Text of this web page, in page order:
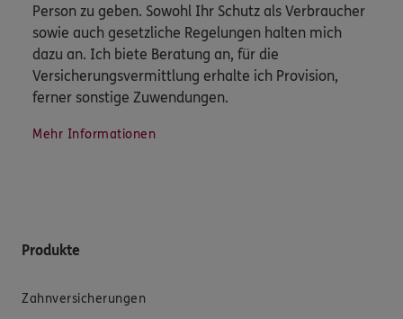
Person zu geben. Sowohl Ihr Schutz als Verbraucher
sowie auch gesetzliche Regelungen halten mich
dazu an. Ich biete Beratung an, für die
Versicherungsvermittlung erhalte ich Provision,
ferner sonstige Zuwendungen.
Mehr Informationen
Produkte
Zahnversicherungen